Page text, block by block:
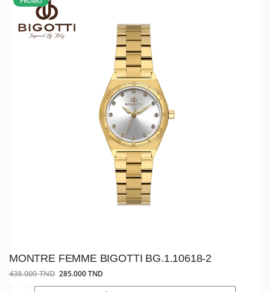
MONTRE FEMME BIGOTTI BG.1.10618-2
438.000 TND 285.000 TND